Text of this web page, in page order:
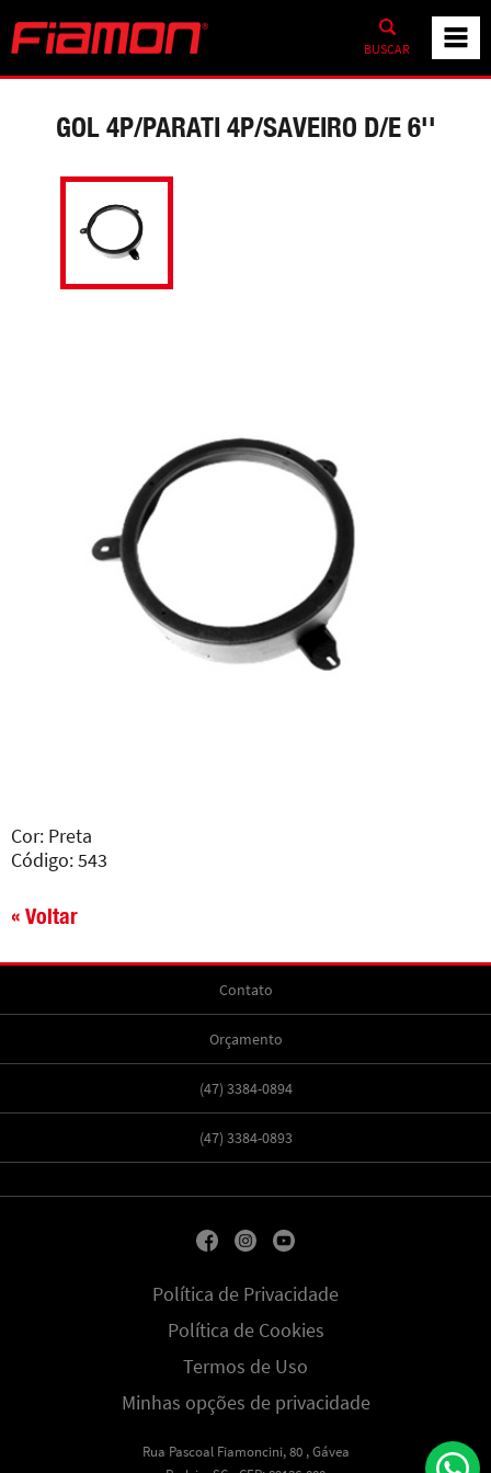
BUSCAR
GOL 4P/PARATI 4P/SAVEIRO D/E 6''
Cor: Preta
Código: 543
« Voltar
Contato
Orçamento
(47) 3384-0894
(47) 3384-0893
Política de Privacidade
Política de Cookies
Termos de Uso
Minhas opções de privacidade
Rua Pascoal Fiamoncini, 80 , Gávea